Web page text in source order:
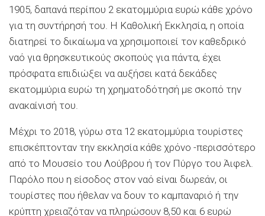
1905, δαπανά περίπου 2 εκατομμύρια ευρώ κάθε χρόνο
για τη συντήρησή του. Η Καθολική Εκκλησία, η οποία
διατηρεί το δικαίωμα να χρησιμοποιεί τον καθεδρικό
ναό για θρησκευτικούς σκοπούς για πάντα, έχει
πρόσφατα επιδιώξει να αυξήσει κατά δεκάδες
εκατομμύρια ευρώ τη χρηματοδότησή με σκοπό την
ανακαίνισή του.
Μέχρι το 2018, γύρω στα 12 εκατομμύρια τουρίστες
επισκέπτονταν την εκκλησία κάθε χρόνο -περισσότερο
από το Μουσείο του Λούβρου ή τον Πύργο του Άιφελ.
Παρόλο που η είσοδος στον ναό είναι δωρεάν, οι
τουρίστες που ήθελαν να δουν το καμπαναριό ή την
κρύπτη χρειαζόταν να πληρώσουν 8,50 και 6 ευρώ